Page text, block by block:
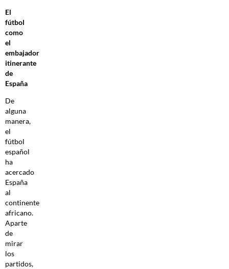
El
fútbol
como
el
embajador
itinerante
de
España
De
alguna
manera,
el
fútbol
español
ha
acercado
España
al
continente
africano.
Aparte
de
mirar
los
partidos,